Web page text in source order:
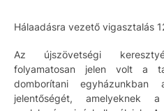
Hálaadásra vezető vigasztalás
Az újszövetségi
folyamatosan jelen volt a
domborítani
jelentőségét, amelyeknek